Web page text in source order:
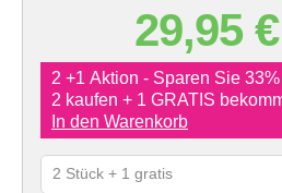
29,95 €
2 +1 Aktion - Sparen Sie 33%
2 kaufen + 1 GRATIS
In den Warenkorb